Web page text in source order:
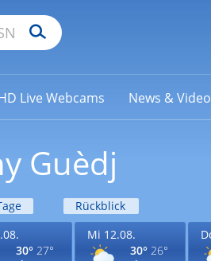
Live Webcams News &
Guèdj
Rückblick
30° 27°
Mi 12.08.
30° 26°